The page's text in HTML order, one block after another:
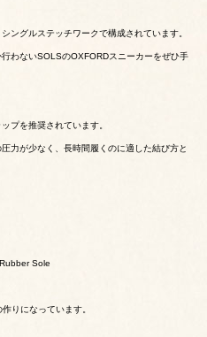
ングルステッチワークで構成されています。
わないSOLSのOXFORDスニーカーをぜひ手
プを推奨されています。
力が少なく、長時間履くのに適した結び方と
Sole
りになっています。